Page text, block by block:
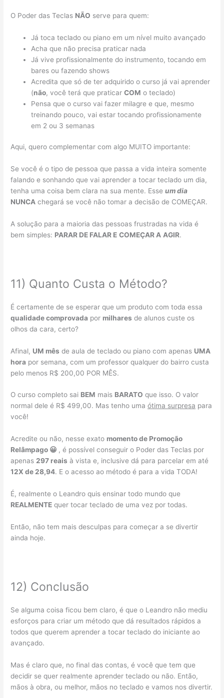
O Poder das Teclas NÃO serve para quem:
Já toca teclado ou piano em um nível muito avançado
Acha que não precisa praticar nada
Já vive profissionalmente do instrumento, tocando em
bares ou fazendo shows
Acredita que só de ter adquirido o curso já vai aprender
(não, você terá que praticarCOM o teclado)
Pensa que o curso vai fazer milagre e que, mesmo
treinando pouco, vai estar tocando profissionamente
em 2 ou 3 semanas
Aqui, quero complementar com algo MUITO importante:
Se você é o tipo de pessoa que passa a vida inteira somente
falando e sonhando que vai aprender a tocar teclado um dia,
tenha uma coisa bem clara na sua mente. Esseum dia
NUNCA chegará se você não tomar a decisão de COMEÇAR.
A solução para a maioria das pessoas frustradas na vida é
bem simples: PARAR DE FALAR E COMEÇAR A AGIR.
11) Quanto Custa o Método?
É certamente de se esperar que um produto com toda essa
qualidade comprovada por milhares de alunos custe os
olhos da cara, certo?
Afinal, UM mês de aula de teclado ou piano com apenas UMA
hora por semana, com um professor qualquer do bairro custa
pelo menos R$ 200,00 POR MÊS.
O curso completo sai BEM mais BARATO que isso. O valor
normal dele é R$ 499,00. Mas tenho umaótima surpresa para
você!
Acredite ou não, nesse exato momento de Promoção
Relâmpago 😀 , é possível conseguir o Poder das Teclas por
apenas297 reais à vista e, inclusive dá para parcelar em até
12X de 28,94. E o acesso ao método é para a vida TODA!
É, realmente o Leandro quis ensinar todo mundo que
REALMENTE quer tocar teclado de uma vez por todas.
Então, não tem mais desculpas para começar a se divertir
ainda hoje.
12) Conclusão
Se alguma coisa ficou bem claro, é que o Leandro não mediu
esforços para criar um método que dá resultados rápidos a
todos que querem aprender a tocar teclado do iniciante ao
avançado.
Mas é claro que, no final das contas, é você que tem que
decidir se quer realmente aprender teclado ou não. Então,
mãos à obra, ou melhor, mãos no teclado e vamos nos divertir.